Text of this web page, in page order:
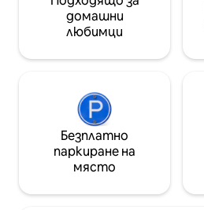
домашни
любимци
Безплатно
паркиране на
място